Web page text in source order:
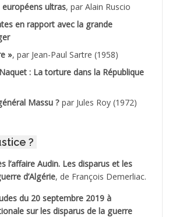
AIT SAADA
ultras, par Alain Ruscio
en rapport avec la grande
», par Jean-Paul Sartre (1958)
: La torture dans la République
Massu ? par Jules Roy (1972)
?
l’affaire Audin. Les disparus et les
d’Algérie, de François Demerliac.
du 20 septembre 2019 à
sur les disparus de la guerre